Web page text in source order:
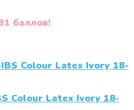
баллов!
Colour Latex Ivory 18-